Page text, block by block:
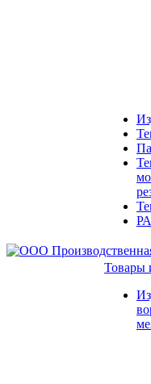
Товары